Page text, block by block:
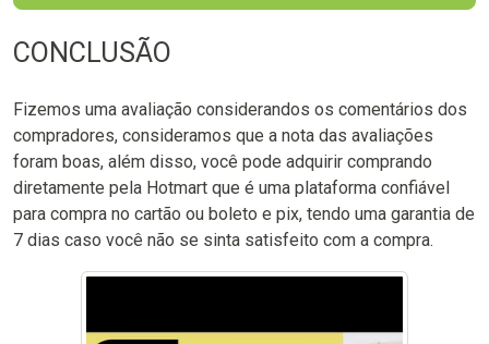
CONCLUSÃO
Fizemos uma avaliação considerandos os comentários dos
compradores, consideramos que a nota das avaliações
foram boas, além disso, você pode adquirir comprando
diretamente pela Hotmart que é uma plataforma confiável
para compra no cartão ou boleto e pix, tendo uma garantia de
7 dias caso você não se sinta satisfeito com a compra.